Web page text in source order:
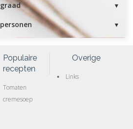
graad
personen
Populaire
recepten
Tomaten
cremesoep
Overige
Links